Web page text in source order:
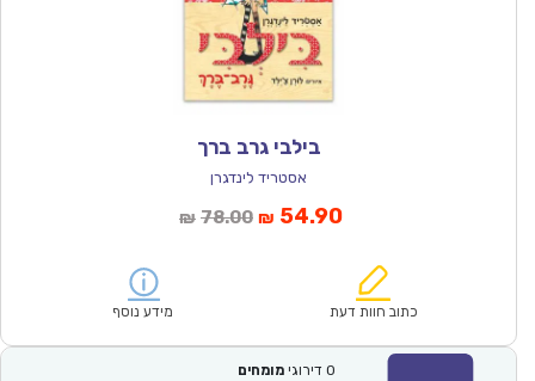
בילבי גרב ברך
אסטריד לינדגרן
₪ 78.00המחיר
₪78.00.
₪ 54.90המחיר
הוא:
כתוב חוות דעת מידע נוסף
0 דירוגי מומחים